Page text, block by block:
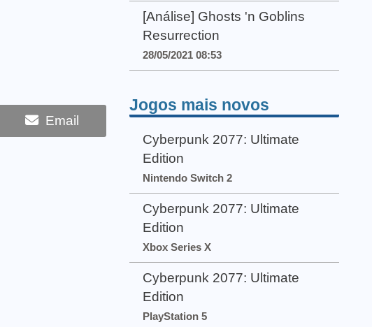
Email
[Análise] Ghosts 'n Goblins
Resurrection
28/05/2021 08:53
Jogos mais novos
Cyberpunk 2077: Ultimate
Edition
Nintendo Switch 2
Cyberpunk 2077: Ultimate
Edition
Xbox Series X
Cyberpunk 2077: Ultimate
Edition
PlayStation 5